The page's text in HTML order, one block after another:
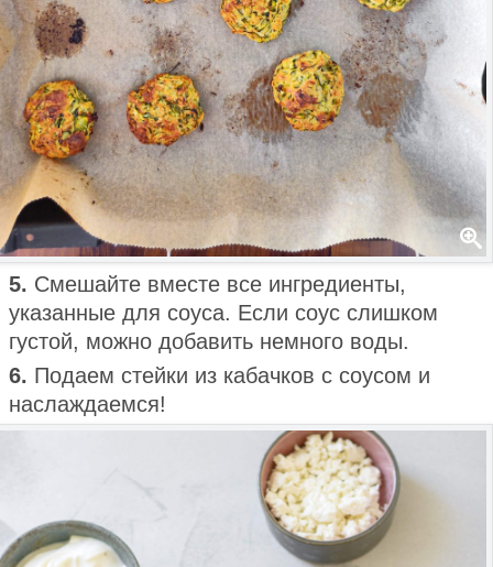
5. Смешайте вместе все ингредиенты,
указанные для соуса. Если соус слишком
густой, можно добавить немного воды.
6. Подаем стейки из кабачков с соусом и
наслаждаемся!